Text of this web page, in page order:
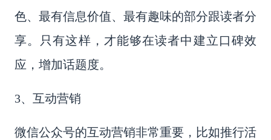
色、最有信息价值、最有趣味的部分跟读者分
享。只有这样，才能够在读者中建立口碑效
应，增加话题度。
3、互动营销
微信公众号的互动营销非常重要，比如推行活